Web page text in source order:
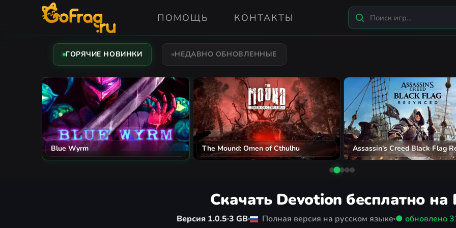
ПОМОЩЬ КОНТАКТЫ
ГОРЯЧИЕ НОВИНКИ НЕДАВНО ОБНОВЛЕННЫЕ
Blue Wyrm The Mound: Omen of Cthulhu Assassin's Creed Black Flag
Скачать Devotion бесплатно на
Версия 1.0.5 3 GB Полная версия на русском языке ● обновлено